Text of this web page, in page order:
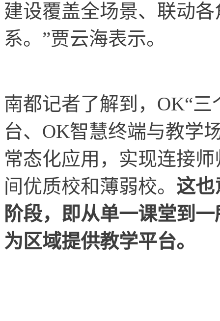
建设覆盖全场景、联动
系。”贾云海表示。
南都记者了解到，OK“
台、OK智慧终端与教学
常态化应用，实现连接
间优质校和薄弱校。 这
阶段，即从单一课堂到
为区域提供教学平台。